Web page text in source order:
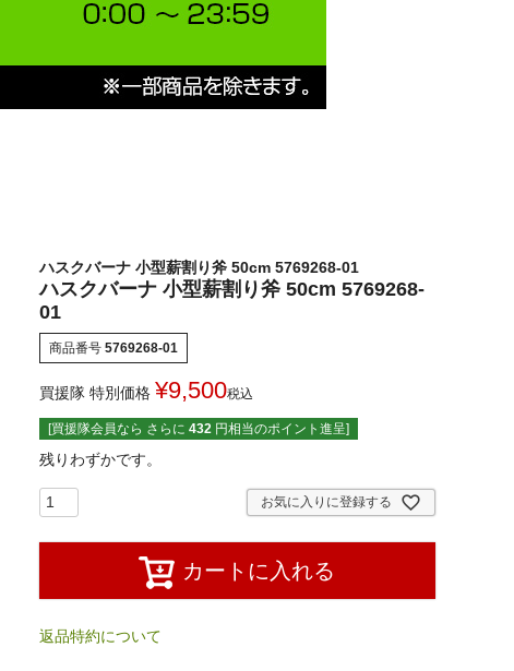
ハスクバーナ 小型薪割り斧 50cm 5769268-01
ハスクバーナ 小型薪割り斧 50cm 5769268-
01
商品番号 5769268-01
買援隊 特別価格 ¥9,500税込
[買援隊会員なら さらに 432 円相当のポイント進呈]
残りわずかです。
お気に入りに登録する
カートに入れる
返品特約について